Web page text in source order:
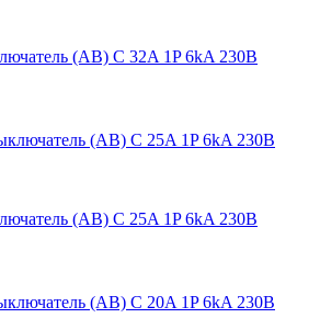
(АВ) C 32A 1P 6kA 230В
(АВ) C 25A 1P 6kA 230В